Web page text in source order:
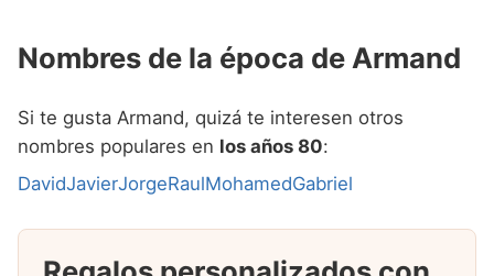
Nombres de la época de Armand
Si te gusta Armand, quizá te interesen otros
nombres populares en los años 80:
DavidJavierJorgeRaulMohamedGabriel